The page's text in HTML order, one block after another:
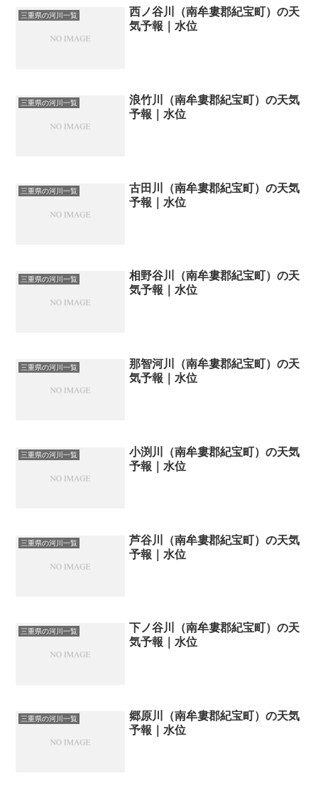
三重県の河川一覧
西ノ谷川（南牟婁郡紀宝町）の天
気予報｜水位
三重県の河川一覧
浪竹川（南牟婁郡紀宝町）の天気
予報｜水位
三重県の河川一覧
古田川（南牟婁郡紀宝町）の天気
予報｜水位
三重県の河川一覧
相野谷川（南牟婁郡紀宝町）の天
気予報｜水位
三重県の河川一覧
那智河川（南牟婁郡紀宝町）の天
気予報｜水位
三重県の河川一覧
小渕川（南牟婁郡紀宝町）の天気
予報｜水位
三重県の河川一覧
芦谷川（南牟婁郡紀宝町）の天気
予報｜水位
三重県の河川一覧
下ノ谷川（南牟婁郡紀宝町）の天
気予報｜水位
三重県の河川一覧
郷原川（南牟婁郡紀宝町）の天気
予報｜水位